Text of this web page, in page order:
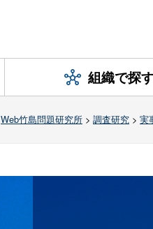
組織で探
Web竹島問題研究所 > 調査研究 > 実